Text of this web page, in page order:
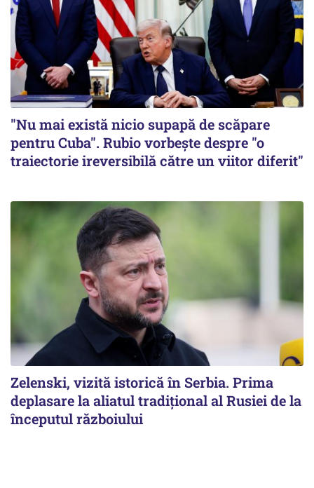
"Nu mai există nicio supapă de scăpare
pentru Cuba". Rubio vorbește despre "o
traiectorie ireversibilă către un viitor diferit"
Zelenski, vizită istorică în Serbia. Prima
deplasare la aliatul tradițional al Rusiei de la
începutul războiului